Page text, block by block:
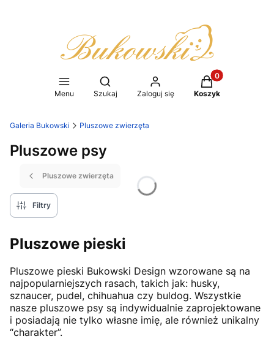
Menu
Otwórz wyszukiwarkę
Szukaj Zaloguj się
Produkty w
Koszyk
Galeria Bukowski Pluszowe zwierzęta
Pluszowe psy
Pluszowe zwierzęta
Filtry
Pluszowe pieski
Pluszowe pieski Bukowski Design wzorowane są na
najpopularniejszych rasach, takich jak: husky,
sznaucer, pudel, chihuahua czy buldog. Wszystkie
nasze pluszowe psy są indywidualnie zaprojektowane
i posiadają nie tylko własne imię, ale również unikalny
“charakter”.